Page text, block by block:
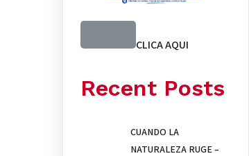
CLICA AQUI
Recent Posts
CUANDO LA
NATURALEZA RUGE –